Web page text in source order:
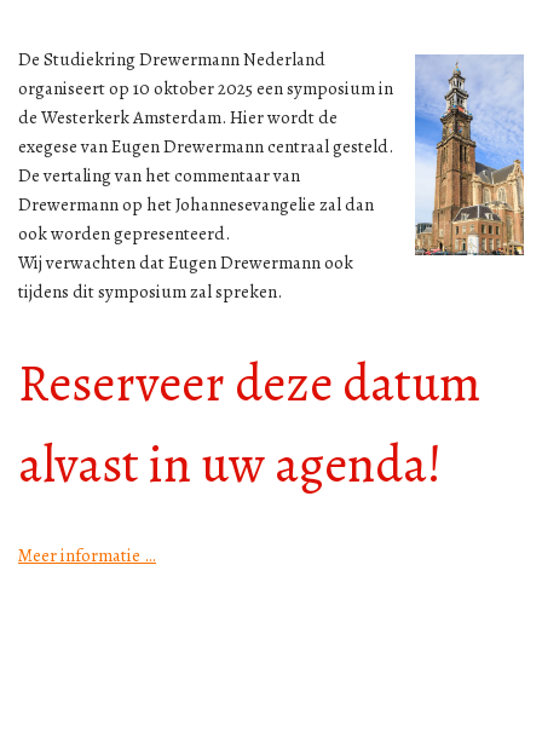
De Studiekring Drewermann Nederland
organiseert op 10 oktober 2025 een symposium in
de Westerkerk Amsterdam. Hier wordt de
exegese van Eugen Drewermann centraal gesteld.
De vertaling van het commentaar van
Drewermann op het Johannesevangelie zal dan
ook worden gepresenteerd.
Wij verwachten dat Eugen Drewermann ook
tijdens dit symposium zal spreken.
Reserveer deze datum
alvast in uw agenda!
Meer informatie …